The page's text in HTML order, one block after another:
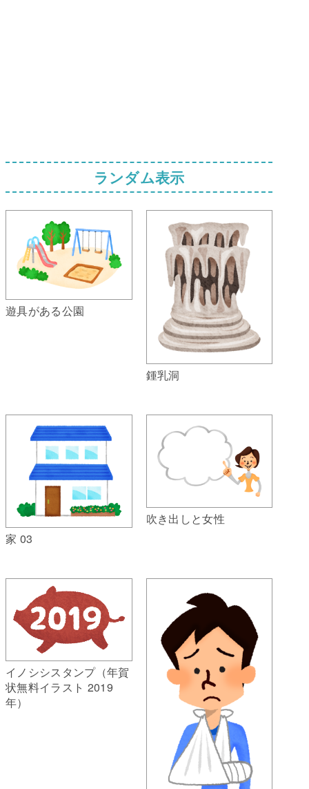
ランダム表示
遊具がある公園
鍾乳洞
家 03
吹き出しと女性
イノシシスタンプ（年賀
状無料イラスト 2019
年）